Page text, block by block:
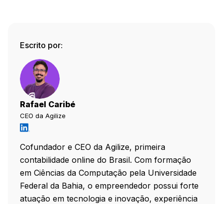
Escrito por:
Rafael Caribé
CEO da Agilize
Cofundador e CEO da Agilize, primeira
contabilidade online do Brasil. Com formação
em Ciências da Computação pela Universidade
Federal da Bahia, o empreendedor possui forte
atuação em tecnologia e inovação, experiência